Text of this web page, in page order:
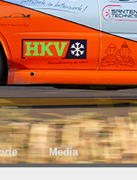
Media